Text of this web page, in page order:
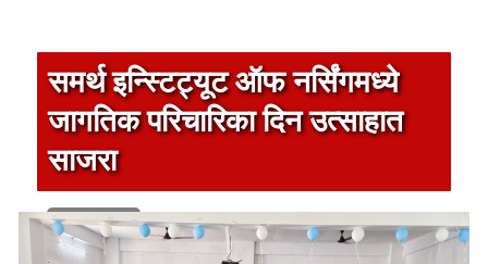
समर्थ इन्स्टिट्यूट ऑफ नर्सिंगमध्ये
जागतिक परिचारिका दिन उत्साहात
साजरा
1 min read